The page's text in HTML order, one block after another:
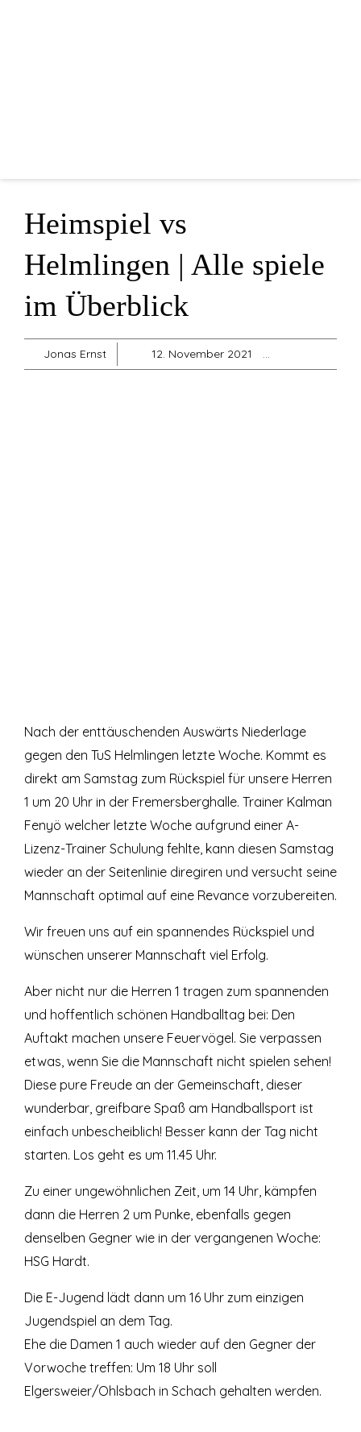
Heimspiel vs
Helmlingen | Alle spiele
im Überblick
Jonas Ernst 12. November 2021
Nach der enttäuschenden Auswärts Niederlage
gegen den TuS Helmlingen letzte Woche. Kommt es
direkt am Samstag zum Rückspiel für unsere Herren
1 um 20 Uhr in der Fremersberghalle. Trainer Kalman
Fenyö welcher letzte Woche aufgrund einer A-
Lizenz-Trainer Schulung fehlte, kann diesen Samstag
wieder an der Seitenlinie diregiren und versucht seine
Mannschaft optimal auf eine Revance vorzubereiten.
Wir freuen uns auf ein spannendes Rückspiel und
wünschen unserer Mannschaft viel Erfolg.
Aber nicht nur die Herren 1 tragen zum spannenden
und hoffentlich schönen Handballtag bei: Den
Auftakt machen unsere Feuervögel. Sie verpassen
etwas, wenn Sie die Mannschaft nicht spielen sehen!
Diese pure Freude an der Gemeinschaft, dieser
wunderbar, greifbare Spaß am Handballsport ist
einfach unbescheiblich! Besser kann der Tag nicht
starten. Los geht es um 11.45 Uhr.
Zu einer ungewöhnlichen Zeit, um 14 Uhr, kämpfen
dann die Herren 2 um Punke, ebenfalls gegen
denselben Gegner wie in der vergangenen Woche:
HSG Hardt.
Die E-Jugend lädt dann um 16 Uhr zum einzigen
Jugendspiel an dem Tag.
Ehe die Damen 1 auch wieder auf den Gegner der
Vorwoche treffen: Um 18 Uhr soll
Elgersweier/Ohlsbach in Schach gehalten werden.
Shop
Sonstiges